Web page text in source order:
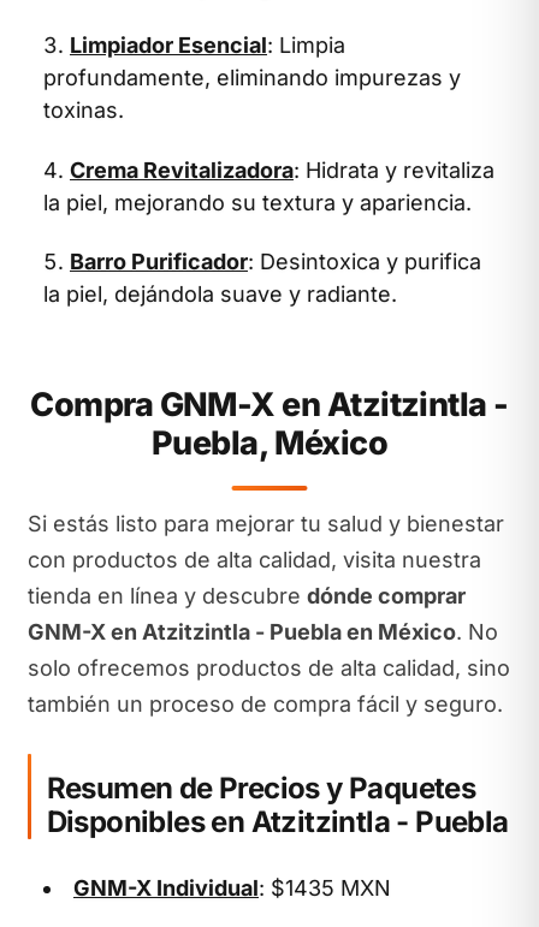
Limpiador Esencial: Limpia
profundamente, eliminando impurezas y
toxinas.
Crema Revitalizadora: Hidrata y revitaliza
la piel, mejorando su textura y apariencia.
Barro Purificador: Desintoxica y purifica
la piel, dejándola suave y radiante.
Compra GNM-X en Atzitzintla -
Puebla, México
Si estás listo para mejorar tu salud y bienestar
con productos de alta calidad, visita nuestra
tienda en línea y descubre dónde comprar
GNM-X en Atzitzintla - Puebla en México. No
solo ofrecemos productos de alta calidad, sino
también un proceso de compra fácil y seguro.
Resumen de Precios y Paquetes
Disponibles en Atzitzintla - Puebla
GNM-X Individual: $1435 MXN